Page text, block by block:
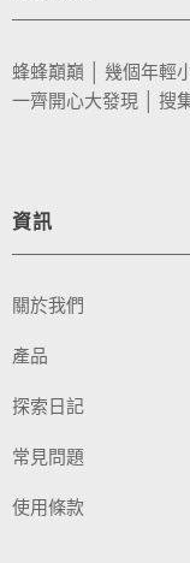
蜂蜂巔巔 │ 幾個年輕
一齊開心大發現 │ 搜
資訊
關於我們
產品
探索日記
常見問題
使用條款